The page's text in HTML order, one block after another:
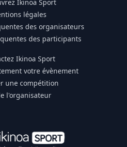
Ikinoa Sport
légales
des organisateurs
des participants
Ikinoa Sport
votre évènement
une compétition
l'organisateur